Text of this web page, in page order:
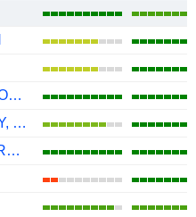
TSMC (TAIWAN SEMICONDUCTOR MANUFACTURING COMPANY)
MICRON TECHNOLOGY, INC.
AMD (ADVANCED MICRO DEVICES)